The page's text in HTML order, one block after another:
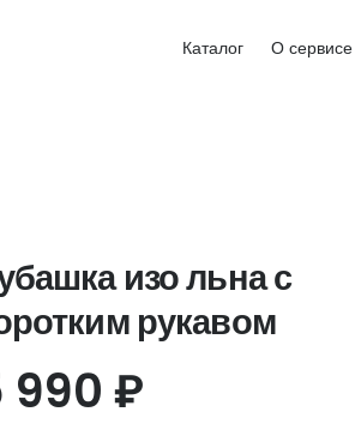
Каталог О сервисе
изо льна с
рукавом
990 ₽